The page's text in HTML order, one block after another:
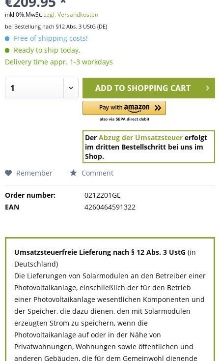
inkl 0%.MwSt.zzgl. Versandkosten
bei Bestellung nach §12 Abs. 3 UStG (DE)
Free of shipping costs!
Ready to ship today,
Delivery time appr. 1-3 workdays
ADD TO SHOPPING CART
DerAbzug der Umsatzsteuer erfolgt
im dritten Bestellschritt bei uns im
Shop.
Remember
Comment
Order number:
0212201GE
EAN
4260464591322
Umsatzsteuerfreie Lieferung nach § 12 Abs. 3 UstG (in
Deutschland)
Die Lieferungen von Solarmodulen an den Betreiber einer
Photovoltaikanlage, einschließlich der für den Betrieb
einer Photovoltaikanlage wesentlichen Komponenten und
der Speicher, die dazu dienen, den mit Solarmodulen
erzeugten Strom zu speichern, wenn die
Photovoltaikanlage auf oder in der Nähe von
Privatwohnungen, Wohnungen sowie öffentlichen und
anderen Gebäuden, die für dem Gemeinwohl dienende